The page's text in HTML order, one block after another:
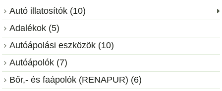
Autó illatosítók (10)
Adalékok (5)
Autóápolási eszközök (10)
Autóápolók (7)
Bőr,- és faápolók (RENAPUR) (6)